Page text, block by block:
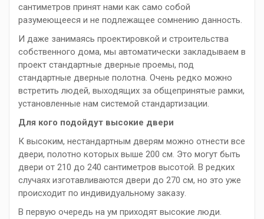
сантиметров принят нами как само собой
разумеющееся и не подлежащее сомнению данность.
И даже занимаясь проектировкой и строительства
собственного дома, мы автоматически закладываем в
проект стандартные дверные проемы, под
стандартные дверные полотна. Очень редко можно
встретить людей, выходящих за общепринятые рамки,
установленные нам системой стандартизации.
Для кого подойдут высокие двери
К высоким, нестандартным дверям можно отнести все
двери, полотно которых выше 200 см. Это могут быть
двери от 210 до 240 сантиметров высотой. В редких
случаях изготавливаются двери до 270 см, но это уже
происходит по индивидуальному заказу.
В первую очередь на ум приходят высокие люди.